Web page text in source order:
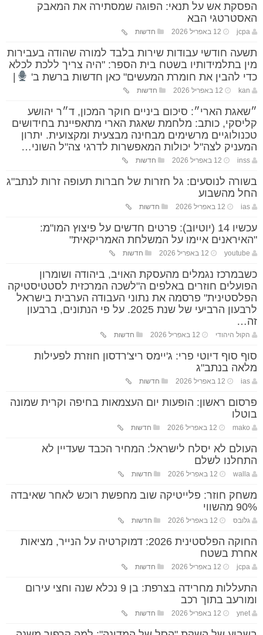
הפסקת אש על תנאי: הפוגה שמסתירה את המאבק
האסטרטגי הבא
jcpa 12 באפריל 2026 חדשות
תשעה חודשי עבודות שירות בלבד למורה שהודה בעבירות
מין בתלמידותיו בשטח בית הספר: "היה צריך ללכת לכלא
כדי להבין את חומרת המעשים" כאן חדשות ברשת ב'
|
kan 12 באפריל 2026 חדשות
״שאגת הארי״: סיכום ביניים חוקר המכון, ד״ר יהושע
קליסקי, כותב: מלחמת שאגת הארי מתאפיינת בחידושים
טכנולוגיים מרשימים מבחינה מבצעית ומקצועית. יתרון
המעניק לצה"ל יכולות המאפשרות לדרגי צה"ל השוני…
inss 12 באפריל 2026 חדשות
בשורה לנוסעים: גל חזרות של חברות תעופה זרות לנתב"ג
החל מהשבוע
ias 12 באפריל 2026 חדשות
עכשיו 14 (יוטיוב): פרטים חדשים על פיצוץ המו"מ:
"האיראנים איימו על המשלחת האמריקאית"
youtube 12 באפריל 2026 חדשות
כשבמרכז נגמלים מהעסקת האויב, ביהודה ושומרון
הפועלים חוזרים באלפים ה"לשכה המרכזית לסטטיסטיקה
הפלסטינית" פרסמה את נתוני העבודה הערבית בישראל
לרבעון הרביעי של שנת 2025. על פי הנתונים, ברבעון
זה…
הקול היהודי 12 באפריל 2026 חדשות
סוף סוף דיוטי פרי: ג'יימס ריצ'רדסון חוזרת לפעילות
מלאה בנתב"ג
ias 12 באפריל 2026 חדשות
פרסום ראשון: הופעות יום העצמאות בחיפה וקרית שמונה
בוטלו
mako 12 באפריל 2026 חדשות
העולם לא יסלח לישראל: המחיר הכבד שעדיין לא
התחלנו לשלם
walla 12 באפריל 2026 חדשות
משחק חוזר: פלייטיקה שוב מחפשת רוכש לאחר שאיבדה
90% מהשווי
גלובס 12 באפריל 2026 חדשות
החוקה הפלסטינית 2026: דמוקרטיה על הנייר, מציאות
אחרת בשטח
jcpa 12 באפריל 2026 חדשות
התעללות מחרידה בצרפת: בן 9 נכלא שנה וחצי עירום
ומורעב בתוך רכב
ynet 12 באפריל 2026 חדשות